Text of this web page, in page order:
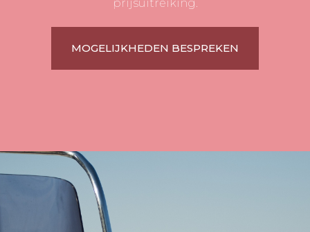
prijsuitreiking.
MOGELIJKHEDEN BESPREKEN